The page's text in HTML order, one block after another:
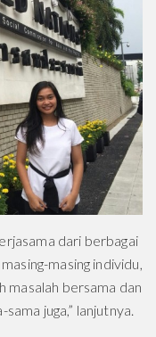
dari berbagai
masing individu,
masalah bersama dan
juga,” lanjutnya.